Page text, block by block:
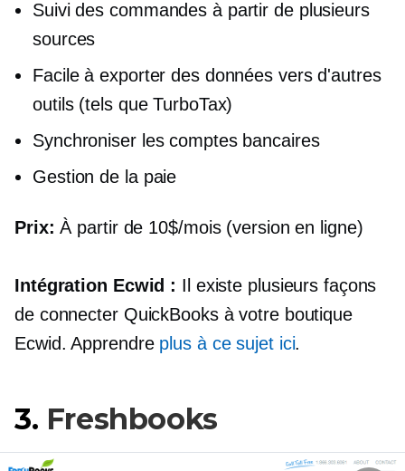
Suivi des commandes à partir de plusieurs
sources
Facile à exporter des données vers d'autres
outils (tels que TurboTax)
Synchroniser les comptes bancaires
Gestion de la paie
Prix:À partir de 10$/mois (version en ligne)
Intégration Ecwid : Il existe plusieurs façons
de connecter QuickBooks à votre boutique
Ecwid. Apprendre plus à ce sujet ici.
3. Freshbooks